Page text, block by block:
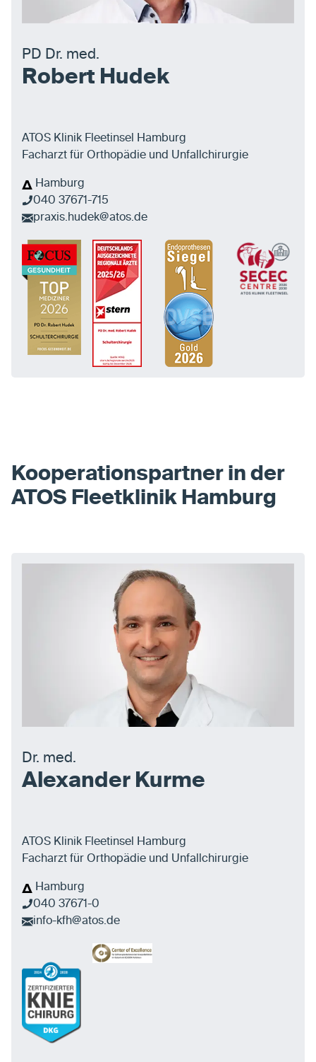
PD Dr. med.
Robert Hudek
ATOS Klinik Fleetinsel Hamburg
Facharzt für Orthopädie und Unfallchirurgie
Hamburg
040 37671-715
praxis.hudek@atos.de
Kooperationspartner in der
ATOS Fleetklinik Hamburg
Dr. med.
Alexander Kurme
ATOS Klinik Fleetinsel Hamburg
Facharzt für Orthopädie und Unfallchirurgie
Hamburg
040 37671-0
info-kfh@atos.de